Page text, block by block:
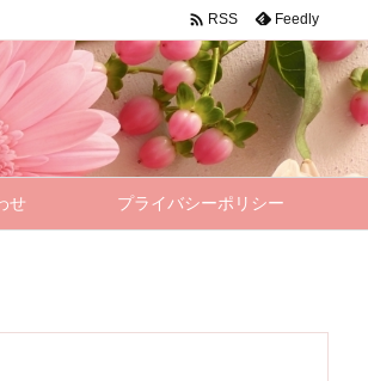
せ プライバシーポリシー
 RSS Feedly